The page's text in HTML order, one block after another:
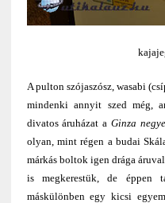
A pulton szójaszósz, wasabi
mindenki annyit szed még,
divatos áruházat a Ginza
olyan, mint régen a budai
márkás boltok igen drága
is megkerestük, de éppen
máskülönben egy kicsi